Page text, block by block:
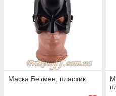
Маска Бетмен, пластик.